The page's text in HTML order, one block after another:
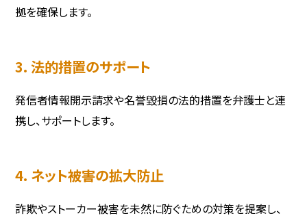
拠を確保します。
3. 法的措置のサポート
発信者情報開示請求や名誉毀損の法的措置を弁護士と連
携し、サポートします。
4. ネット被害の拡大防止
詐欺やストーカー被害を未然に防ぐための対策を提案し、